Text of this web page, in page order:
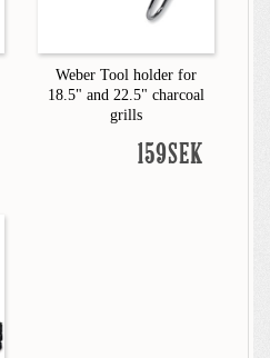
Weber Tool holder for
18.5" and 22.5" charcoal
grills
159SEK